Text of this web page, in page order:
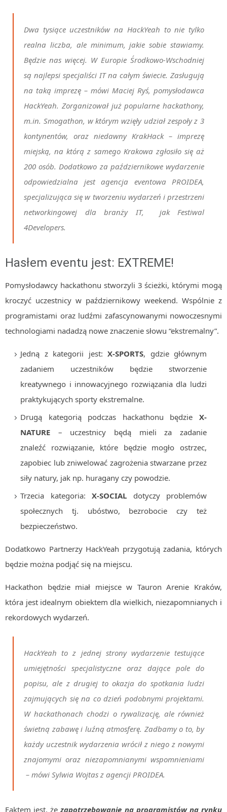
SIECI
EXCEL
WYDARZENIA
BIZNES
PO GODZINACH
Dwa tysiące uczestników na HackYeah to nie tylko
realna liczba, ale minimum, jakie sobie stawiamy.
Będzie nas więcej. W Europie Środkowo-Wschodniej
są najlepsi specjaliści IT na całym świecie. Zasługują
na taką imprezę – mówi Maciej Ryś, pomysłodawca
HackYeah. Zorganizował już popularne hackathony,
m.in. Smogathon, w którym wzięły udział zespoły z 3
kontynentów, oraz niedawny KrakHack – imprezę
miejską, na którą z samego Krakowa zgłosiło się aż
200 osób. Dodatkowo za październikowe wydarzenie
odpowiedzialna jest agencja eventowa PROIDEA,
specjalizująca się w tworzeniu wydarzeń i przestrzeni
networkingowej dla branży IT, jak Festiwal
4Developers.
Hasłem eventu jest: EXTREME!
Pomysłodawcy hackathonu stworzyli 3 ścieżki, którymi mogą
kroczyć uczestnicy w październikowy weekend. Wspólnie z
programistami oraz ludźmi zafascynowanymi nowoczesnymi
technologiami nadadzą nowe znaczenie słowu “ekstremalny”.
Jedną z kategorii jest: X-SPORTS, gdzie głównym
zadaniem uczestników będzie stworzenie
kreatywnego i innowacyjnego rozwiązania dla ludzi
praktykujących sporty ekstremalne.
Drugą kategorią podczas hackathonu będzie X-
NATURE – uczestnicy będą mieli za zadanie
znaleźć rozwiązanie, które będzie mogło ostrzec,
zapobiec lub zniwelować zagrożenia stwarzane przez
siły natury, jak np. huragany czy powodzie.
Trzecia kategoria: X-SOCIAL dotyczy problemów
społecznych tj. ubóstwo, bezrobocie czy też
bezpieczeństwo.
Dodatkowo Partnerzy HackYeah przygotują zadania, których
będzie można podjąć się na miejscu.
Hackathon będzie miał miejsce w Tauron Arenie Kraków,
która jest idealnym obiektem dla wielkich, niezapomnianych i
rekordowych wydarzeń.
HackYeah to z jednej strony wydarzenie testujące
umiejętności specjalistyczne oraz dające pole do
popisu, ale z drugiej to okazja do spotkania ludzi
zajmujących się na co dzień podobnymi projektami.
W hackathonach chodzi o rywalizację, ale również
świetną zabawę i luźną atmosferę. Zadbamy o to, by
każdy uczestnik wydarzenia wrócił z niego z nowymi
znajomymi oraz niezapomnianymi wspomnieniami
– mówi Sylwia Wojtas z agencji PROIDEA.
Faktem jest, żezapotrzebowanie na programistów na rynku